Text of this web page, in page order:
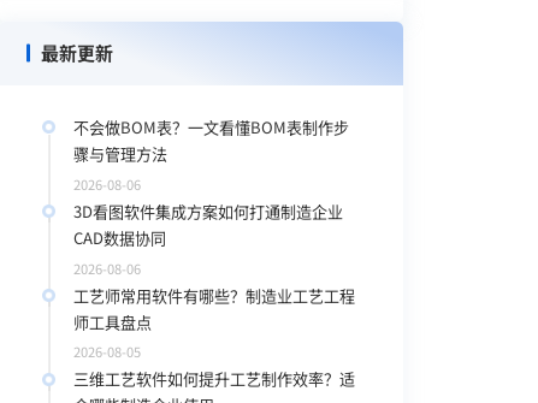
最新更新
不会做BOM表？一文看懂BOM表制作步
骤与管理方法
2026-08-06
3D看图软件集成方案如何打通制造企业
CAD数据协同
2026-08-06
工艺师常用软件有哪些？制造业工艺工程
师工具盘点
2026-08-05
三维工艺软件如何提升工艺制作效率？适